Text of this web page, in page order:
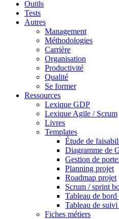
Outils
Tests
Autres
Management
Méthodologies
Carrière
Organisation
Productivité
Qualité
Se former
Ressources
Lexique GDP
Lexique Agile / Scrum
Livres
Templates
Étude de
Diagramme de
Gestion de
Planning projet
Roadmap projet
Scrum / sprint
Tableau de
Tableau de
Fiches métiers